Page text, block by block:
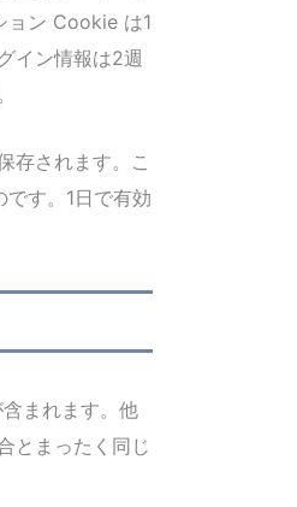
ョン Cookie は1
イン情報は2週
存されます。こ
す。1日で有効
まれます。他
とまったく同じ